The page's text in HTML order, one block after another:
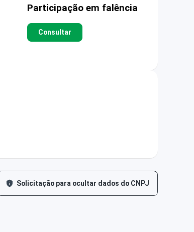
Participação em falência
Consultar
Solicitação para ocultar dados do CNPJ